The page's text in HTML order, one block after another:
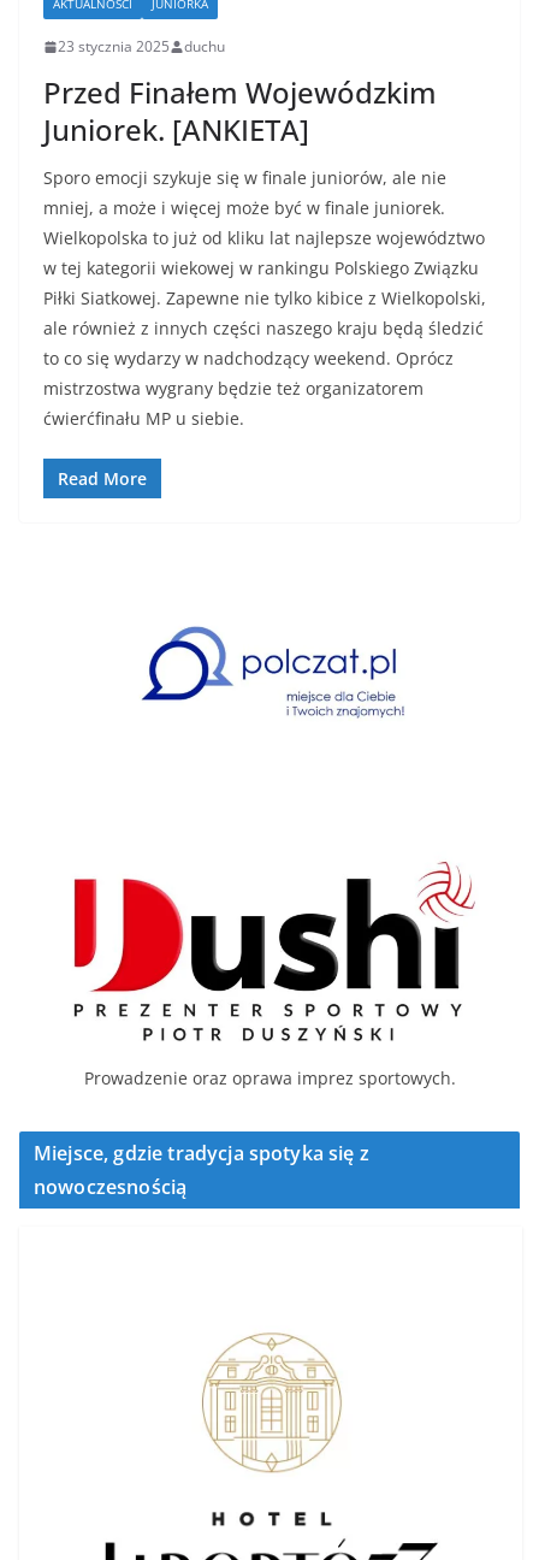
AKTUALNOŚCI JUNIORKA
23 stycznia 2025 duchu
Przed Finałem Wojewódzkim
Juniorek. [ANKIETA]
Sporo emocji szykuje się w finale juniorów, ale nie
mniej, a może i więcej może być w finale juniorek.
Wielkopolska to już od kliku lat najlepsze województwo
w tej kategorii wiekowej w rankingu Polskiego Związku
Piłki Siatkowej. Zapewne nie tylko kibice z Wielkopolski,
ale również z innych części naszego kraju będą śledzić
to co się wydarzy w nadchodzący weekend. Oprócz
mistrzostwa wygrany będzie też organizatorem
ćwierćfinału MP u siebie.
Read More
Prowadzenie oraz oprawa imprez sportowych.
Miejsce, gdzie tradycja spotyka się z
nowoczesnością